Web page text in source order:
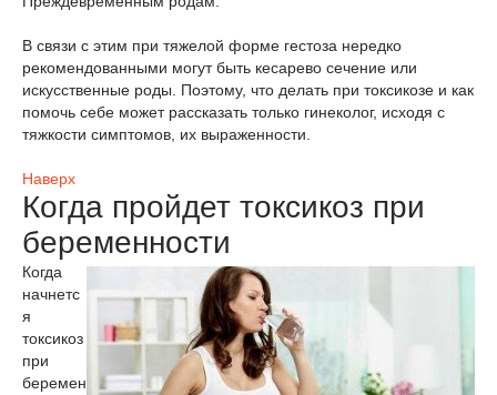
В связи с этим при тяжелой форме гестоза нередко
рекомендованными могут быть кесарево сечение или
искусственные роды. Поэтому, что делать при токсикозе и как
помочь себе может рассказать только гинеколог, исходя с
тяжкости симптомов, их выраженности.
Наверх
Когда пройдет токсикоз при
беременности
Когда
начнетс
я
токсикоз
при
беремен